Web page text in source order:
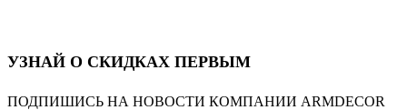
УЗНАЙ О СКИДКАХ ПЕРВЫМ
ПОДПИШИСЬ НА НОВОСТИ КОМПАНИИ ARMDECOR